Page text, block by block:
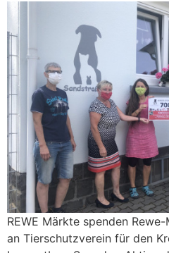
REWE Märkte spenden
an Tierschutzverein für den